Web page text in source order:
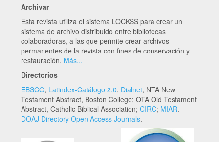
Archivar
Esta revista utiliza el sistema LOCKSS para crear un
sistema de archivo distribuido entre bibliotecas
colaboradoras, a las que permite crear archivos
permanentes de la revista con fines de conservación y
restauración. Más...
Directorios
EBSCO; Latindex-Catálogo 2.0; Dialnet; NTA New
Testament Abstract, Boston College; OTA Old Testament
Abstract, Catholic Biblical Association; CIRC; MIAR.
DOAJ Directory Open Access Journals.